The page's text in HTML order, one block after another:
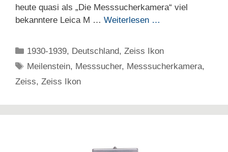
heute quasi als „Die Messsucherkamera“ viel
bekanntere Leica M … Weiterlesen …
Kategorien
1930-1939, Deutschland,Zeiss Ikon
Schlagwörter
Meilenstein, Messsucher, Messsucherkamera,
Zeiss, Zeiss Ikon